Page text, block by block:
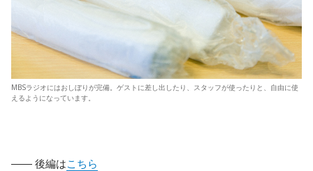
MBSラジオにはおしぼりが完備。ゲストに差し出したり、スタッフが使ったりと、自由に使
えるようになっています。
―― 後編はこちら